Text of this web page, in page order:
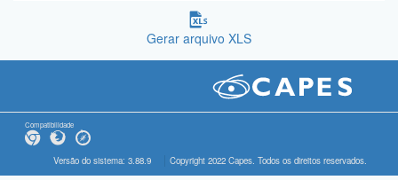
Gerar arquivo XLS
Compatibilidade
Versão do sistema: 3.88.9 Copyright 2022 Capes. Todos os direitos reservados.